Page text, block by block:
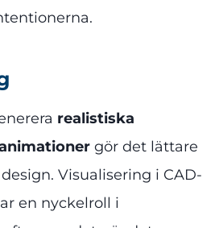
realistiska
gör det lättare
Visualisering i CAD-
en nyckelroll i